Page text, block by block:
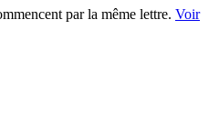
par la même lettre. Voir